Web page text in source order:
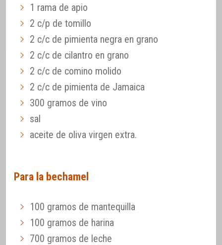
1 rama de apio
2 c/p de tomillo
2 c/c de pimienta negra en grano
2 c/c de cilantro en grano
2 c/c de comino molido
2 c/c de pimienta de Jamaica
300 gramos de vino
sal
aceite de oliva virgen extra.
Para la bechamel
100 gramos de mantequilla
100 gramos de harina
700 gramos de leche